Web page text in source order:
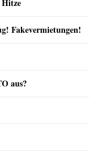
Hitze
Fakevermietungen!
aus?